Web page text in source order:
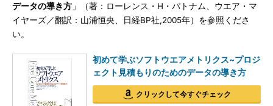
データの導き方 」（著：ローレンス・H・パトナム、ウエア・マ
イヤーズ／翻訳：山浦恒央、日経BP社,2005年）を参照くださ
い。
初めて学ぶソフトウエアメトリクス~プロジ
ェクト見積もりのためのデータの導き方
クリックして今すぐチェック